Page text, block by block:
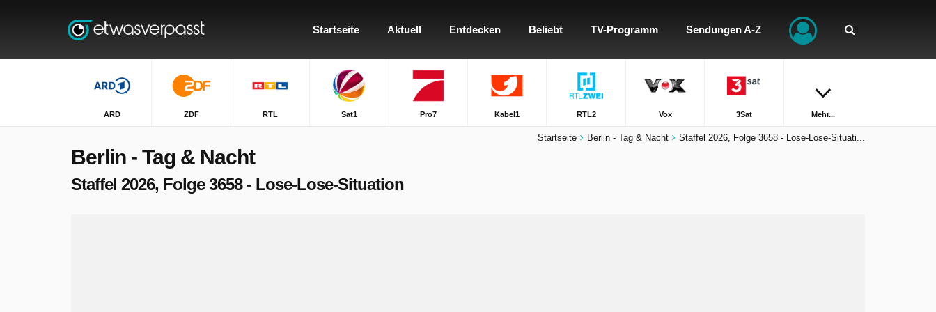
Startseite Aktuell Entdecken Beliebt TV-Programm Sendungen A-Z
ARD ZDF RTL Sat1 Pro7 Kabel1 RTL2 Vox 3Sat Mehr...
Startseite Berlin - Tag & Nacht Staffel 2026, Folge 3658 - Lose-Lose-Situati...
Berlin - Tag & Nacht
Staffel 2026, Folge 3658 - Lose-Lose-Situation